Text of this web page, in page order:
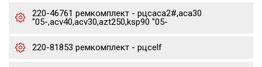
220-46761 ремкомплект - рцсaca2#,aca30
"05-,acv40,acv30,azt250,ksp90 "05-
220-81853 ремкомплект - рцсelf